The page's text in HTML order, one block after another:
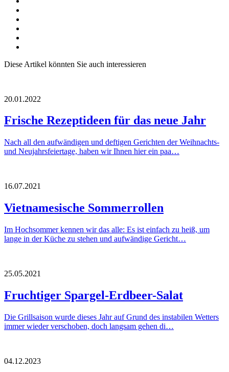
Diese Artikel könnten Sie auch interessieren
20.01.2022
Frische Rezeptideen für das neue Jahr
Nach all den aufwändigen und deftigen Gerichten der Weihnachts-
und Neujahrsfeiertage, haben wir Ihnen hier ein paa…
16.07.2021
Vietnamesische Sommerrollen
Im Hochsommer kennen wir das alle: Es ist einfach zu heiß, um
lange in der Küche zu stehen und aufwändige Gericht…
25.05.2021
Fruchtiger Spargel-Erdbeer-Salat
Die Grillsaison wurde dieses Jahr auf Grund des instabilen Wetters
immer wieder verschoben, doch langsam gehen di…
04.12.2023